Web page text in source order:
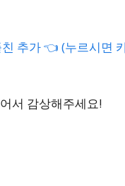
추가 👈 (누르시면
서 감상해주세요!